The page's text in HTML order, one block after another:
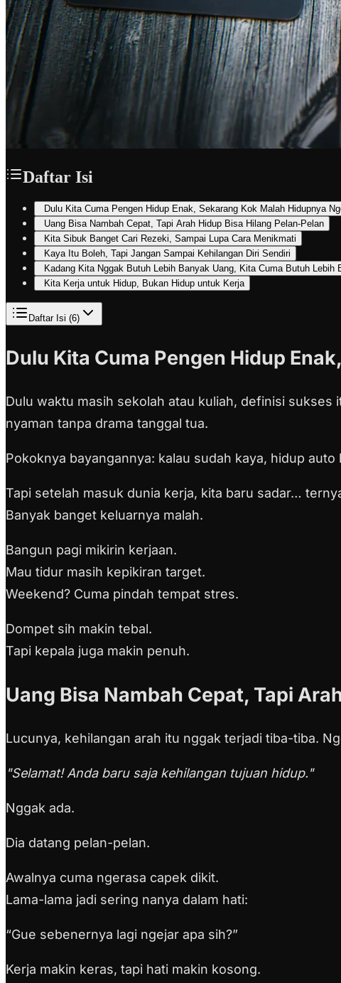
Daftar Isi
Dulu Kita Cuma Pengen Hidup Enak, Sekarang Kok Malah Hidupnya
Uang Bisa Nambah Cepat, Tapi Arah Hidup Bisa Hilang Pelan-Pelan
Kita Sibuk Banget Cari Rezeki, Sampai Lupa Cara Menikmati
Kaya Itu Boleh, Tapi Jangan Sampai Kehilangan Diri Sendiri
Kadang Kita Nggak Butuh Lebih Banyak Uang, Kita Cuma Butuh Lebih
Kita Kerja untuk Hidup, Bukan Hidup untuk Kerja
Daftar Isi (6)
Dulu Kita Cuma Pengen Hidup
Dulu waktu masih sekolah atau kuliah, definisi sukses
nyaman tanpa drama tanggal tua.
Pokoknya bayangannya: kalau sudah kaya, hidup auto
Tapi setelah masuk dunia kerja, kita baru sadar…
Banyak banget keluarnya malah.
Bangun pagi mikirin kerjaan.
Mau tidur masih kepikiran target.
Weekend? Cuma pindah tempat stres.
Dompet sih makin tebal.
Tapi kepala juga makin penuh.
Uang Bisa Nambah Cepat, Tapi
Lucunya, kehilangan arah itu nggak terjadi tiba-tiba.
"Selamat! Anda baru saja kehilangan tujuan hidup."
Nggak ada.
Dia datang pelan-pelan.
Awalnya cuma ngerasa capek dikit.
Lama-lama jadi sering nanya dalam hati:
“Gue sebenernya lagi ngejar apa sih?”
Kerja makin keras, tapi hati makin kosong.